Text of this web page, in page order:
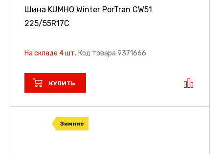
Шина KUMHO Winter PorTran CW51
225/55R17C
На складе 4 шт. Код товара 9371666
КУПИТЬ
Зимние